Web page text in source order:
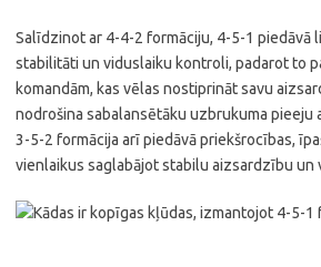
Salīdzinot ar 4-4-2 formāciju, 4-5-1 piedāvā
stabilitāti un viduslaiku kontroli, padarot to
komandām, kas vēlas nostiprināt savu
nodrošina sabalansētāku uzbrukuma pieeju
3-5-2 formācija arī piedāvā priekšrocības,
vienlaikus saglabājot stabilu aizsardzību un